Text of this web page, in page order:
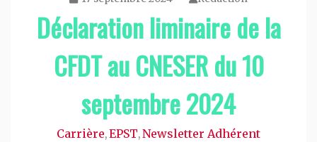
Déclaration liminaire de la
CFDT au CNESER du 10
septembre 2024
Carrière,EPST,Newsletter Adhérent